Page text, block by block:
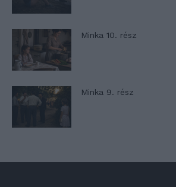
Minka 10. rész
Minka 9. rész